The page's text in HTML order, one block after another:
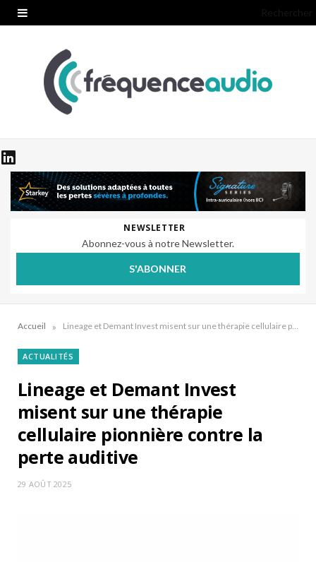
NEWSLETTER
Abonnez-vous à notre Newsletter.
S'ABONNER
Accueil » Lineage et Demant Invest misent sur une thérapie cellulaire pionnière contre la perte auditive
ACTUALITÉS
Lineage et Demant Invest
misent sur une thérapie
cellulaire pionnière contre la
perte auditive
29 AOÛT 2025